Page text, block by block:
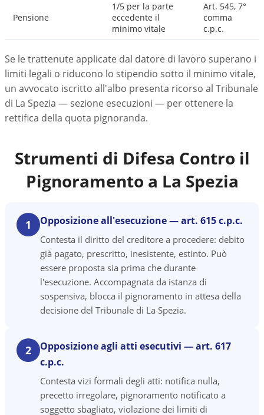
Pensione
1/5 per la parte
eccedente il
minimo vitale
Art. 545, 7°
comma
c.p.c.
Se le trattenute applicate dal datore di lavoro superano i
limiti legali o riducono lo stipendio sotto il minimo vitale,
un avvocato iscritto all'albo presenta ricorso al Tribunale
di La Spezia — sezione esecuzioni — per ottenere la
rettifica della quota pignoranda.
Strumenti di Difesa Contro il
Pignoramento a La Spezia
1 Opposizione all'esecuzione — art. 615 c.p.c.
Contesta il diritto del creditore a procedere: debito
già pagato, prescritto, inesistente, estinto. Può
essere proposta sia prima che durante
l'esecuzione. Accompagnata da istanza di
sospensiva, blocca il pignoramento in attesa della
decisione del Tribunale di La Spezia.
2
Opposizione agli atti esecutivi — art. 617
c.p.c.
Contesta vizi formali degli atti: notifica nulla,
precetto irregolare, pignoramento notificato a
soggetto sbagliato, violazione dei limiti di